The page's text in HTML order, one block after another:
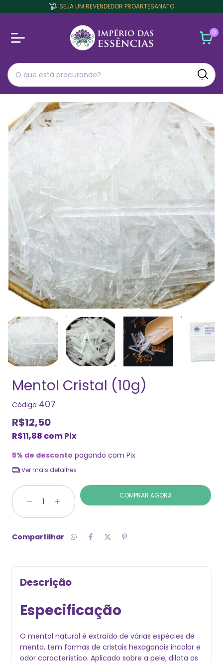
SEJA UM REVENDEDOR PROARTESANATO
0
Mentol Cristal (10g)
Código 407
R$12,50
R$11,88 comPix
5% de desconto pagando com Pix
Ver mais detalhes
Compartilhar
Descrição
Especificação
O mentol natural é extraído de várias espécies de
menta, tem formas de cristais hexagonais incolor e
odor característico. Aplicado sobre a pele, dilata os